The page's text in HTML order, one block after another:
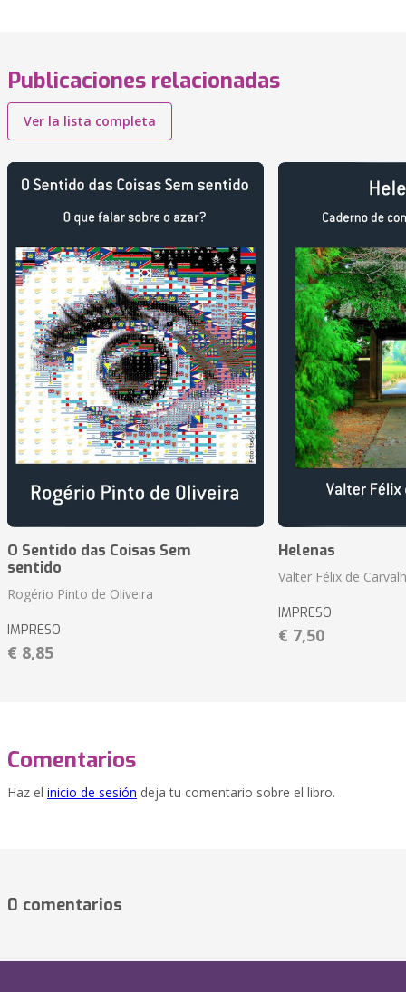
Publicaciones relacionadas
Ver la lista completa
O Sentido das Coisas Sem
sentido
Rogério Pinto de Oliveira
IMPRESO
€ 8,85
Helenas
Valter Félix de
IMPRESO
€ 7,50
Comentarios
Haz el inicio de sesión deja tu comentario sobre el libro.
0 comentarios